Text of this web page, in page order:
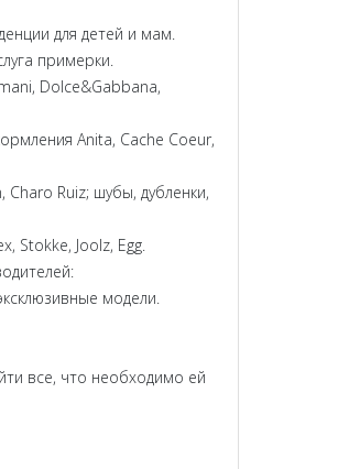
для детей и мам.
примерки.
Dolce&Gabbana,
Anita, Cache Coeur,
Charo Ruiz; шубы, дубленки,
Stokke, Joolz, Egg.
модели.
все, что необходимо ей